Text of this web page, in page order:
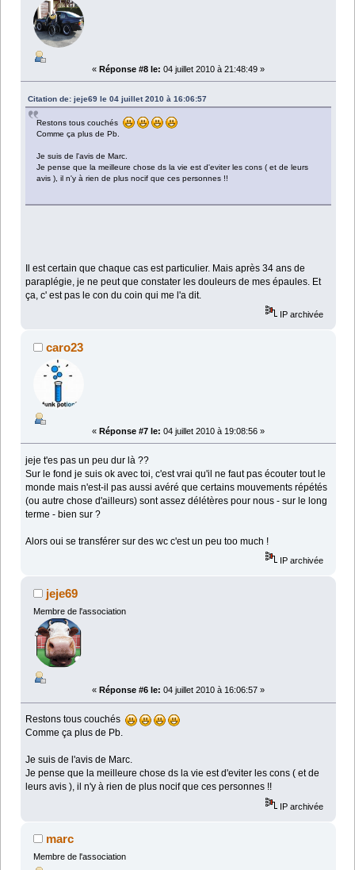
« Réponse #8 le: 04 juillet 2010 à 21:48:49 »
Citation de: jeje69 le 04 juillet 2010 à 16:06:57
Restons tous couchés
Comme ça plus de Pb.
Je suis de l'avis de Marc.
Je pense que la meilleure chose ds la vie est d'eviter les cons ( et de leurs
avis ), il n'y à rien de plus nocif que ces personnes !!
Il est certain que chaque cas est particulier. Mais après 34 ans de
paraplégie, je ne peut que constater les douleurs de mes épaules. Et
ça, c' est pas le con du coin qui me l'a dit.
IP archivée
caro23
« Réponse #7 le: 04 juillet 2010 à 19:08:56 »
jeje t'es pas un peu dur là ??
Sur le fond je suis ok avec toi, c'est vrai qu'il ne faut pas écouter tout le
monde mais n'est-il pas aussi avéré que certains mouvements répétés
(ou autre chose d'ailleurs) sont assez délétères pour nous - sur le long
terme - bien sur ?
Alors oui se transférer sur des wc c'est un peu too much !
IP archivée
jeje69
Membre de l'association
« Réponse #6 le: 04 juillet 2010 à 16:06:57 »
Restons tous couchés
Comme ça plus de Pb.
Je suis de l'avis de Marc.
Je pense que la meilleure chose ds la vie est d'eviter les cons ( et de
leurs avis ), il n'y à rien de plus nocif que ces personnes !!
IP archivée
marc
Membre de l'association